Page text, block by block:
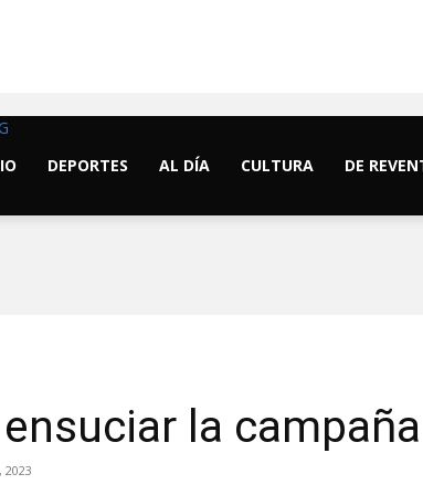
DEPORTES AL DÍA CULTURA DE
la